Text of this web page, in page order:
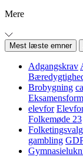
Mere
Mest læste emner
Adgangskrav
Brobygning
Eksamensform
elevfor
Folkemøde 23
gambling